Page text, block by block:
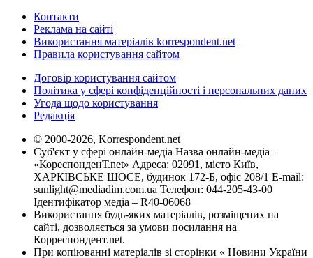
Контакти
Реклама на сайті
Використання матеріалів korrespondent.net
Правила користування сайтом
Договір користування сайтом
Політика у сфері конфіденційності і персональних даних
Угода щодо користування
Редакція
© 2000-2026, Korrespondent.net
Суб'єкт у сфері онлайн-медіа Назва онлайн-медіа –
«КореспонденТ.net» Адреса: 02091, місто Київ,
ХАРКІВСЬКЕ ШОСЕ, будинок 172-Б, офіс 208/1 E-mail:
sunlight@mediadim.com.ua Телефон: 044-205-43-00
Ідентифікатор медіа – R40-06068
Використання будь-яких матеріалів, розміщених на
сайті, дозволяється за умови посилання на
Корреспондент.net.
При копіюванні матеріалів зі сторінки « Новини України